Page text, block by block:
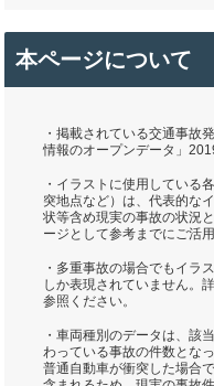
本ページについて
・掲載されている交通事故
情報のオープンデータ」
・イラストに使用している
突地点など）は、代表的な
状等含め現実の事故の状況
ージとして参考までにご活用
・多重事故の場合でもイラ
しか表現されていません。
参照ください。
・車両種別のデータは、該
わっている事故の件数とな
普通自動車が衝突した場合